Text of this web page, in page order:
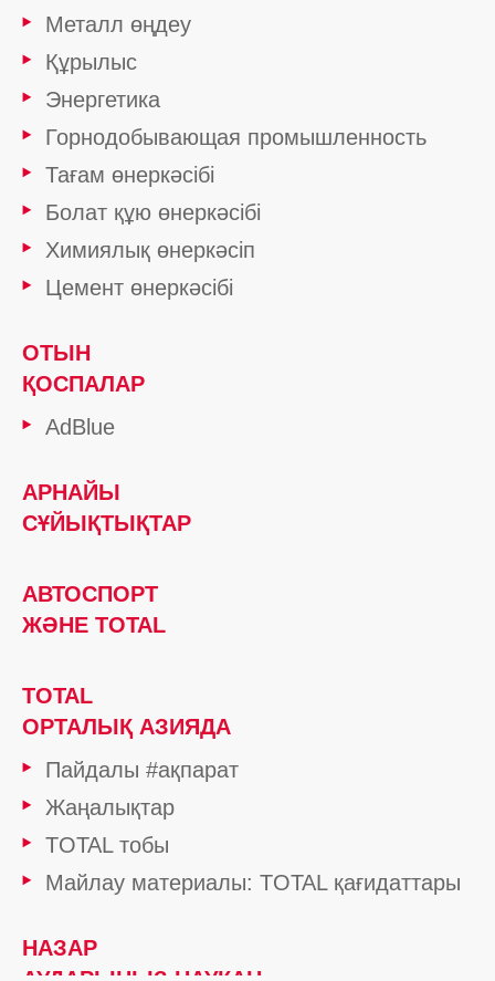
Металл өңдеу
Құрылыс
Энергетика
Горнодобывающая промышленность
Тағам өнеркәсібі
Болат құю өнеркәсібі
Химиялық өнеркәсіп
Цемент өнеркәсібі
ОТЫН
ҚОСПАЛАР
AdBlue
АРНАЙЫ
СҰЙЫҚТЫҚТАР
АВТОСПОРТ
ЖӘНЕ TOTAL
TOTAL
ОРТАЛЫҚ АЗИЯДА
Пайдалы #ақпарат
Жаңалықтар
TOTAL тобы
Майлау материалы: TOTAL қағидаттары
НАЗАР